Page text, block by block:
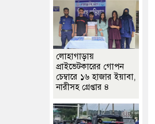
লোহাগাড়ায়
প্রাইভেটকারের গোপন
চেম্বারে ১৬ হাজার ইয়াবা,
নারীসহ গ্রেপ্তার ৪